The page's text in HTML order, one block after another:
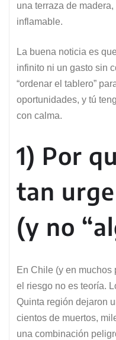
una terraza de
inflamable.
La buena noticia es
infinito ni un gasto sin
“ordenar el tablero”
oportunidades, y tú
con calma.
1) Por
tan
(y no
En Chile (y en muchos
el riesgo no es teoría.
Quinta región dejaron
cientos de muertos,
una combinación